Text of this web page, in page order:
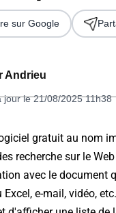
Andrieu
jour le 21/08/2025 11h38
sur Google
gratuit au nom
recherche sur le
avec le document
e-mail, vidéo,